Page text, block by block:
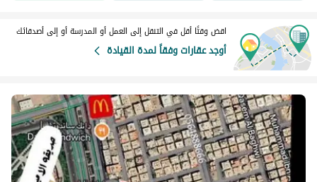
اقض وقتًا أقل في التنقل إلى العمل أو المدرسة أو إلى أصدقائك
أوجد عقارات وفقاً لمدة القيادة